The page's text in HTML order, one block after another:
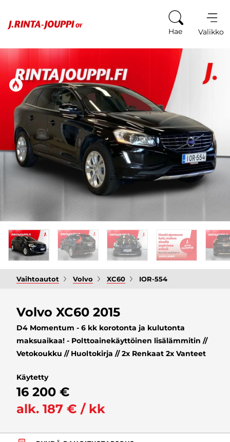
Hae Valikko
Tästä ajoneuvosta on kiinnostunut 10 henkilöä
Vaihtoautot Volvo XC60 IOR-554
Volvo XC60 2015
D4 Momentum - 6 kk korotonta ja kulutonta
maksuaikaa! - Polttoainekäyttöinen lisälämmitin //
Vetokoukku // Huoltokirja // 2x Renkaat 2x Vanteet
Käytetty
16 200 €
alk. 187 € / kk